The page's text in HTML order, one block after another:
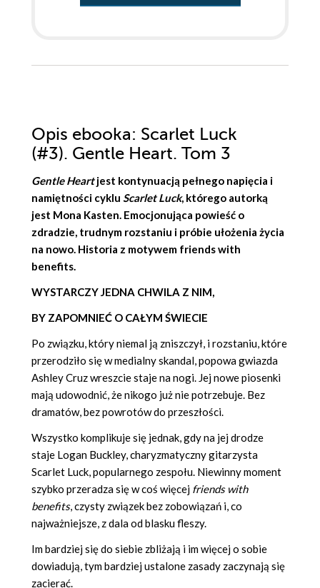
Opis ebooka: Scarlet Luck
(#3). Gentle Heart. Tom 3
Gentle Heartjest kontynuacją pełnego napięcia i
namiętności cyklu Scarlet Luck, którego autorką
jest Mona Kasten. Emocjonująca powieść o
zdradzie, trudnym rozstaniu i próbie ułożenia życia
na nowo. Historia z motywem friends with
benefits.
WYSTARCZY JEDNA CHWILA Z NIM,
BY ZAPOMNIEĆ O CAŁYM ŚWIECIE
Po związku, który niemal ją zniszczył, i rozstaniu, które
przerodziło się w medialny skandal, popowa gwiazda
Ashley Cruz wreszcie staje na nogi. Jej nowe piosenki
mają udowodnić, że nikogo już nie potrzebuje. Bez
dramatów, bez powrotów do przeszłości.
Wszystko komplikuje się jednak, gdy na jej drodze
staje Logan Buckley, charyzmatyczny gitarzysta
Scarlet Luck, popularnego zespołu. Niewinny moment
szybko przeradza się w coś więcej friends with
benefits, czysty związek bez zobowiązań i, co
najważniejsze, z dala od blasku fleszy.
Im bardziej się do siebie zbliżają i im więcej o sobie
dowiadują, tym bardziej ustalone zasady zaczynają się
zacierać.